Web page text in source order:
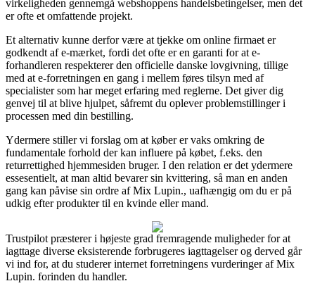
virkeligheden gennemgå webshoppens handelsbetingelser, men det
er ofte et omfattende projekt.
Et alternativ kunne derfor være at tjekke om online firmaet er
godkendt af e-mærket, fordi det ofte er en garanti for at e-
forhandleren respekterer den officielle danske lovgivning, tillige
med at e-forretningen en gang i mellem føres tilsyn med af
specialister som har meget erfaring med reglerne. Det giver dig
genvej til at blive hjulpet, såfremt du oplever problemstillinger i
processen med din bestilling.
Ydermere stiller vi forslag om at køber er vaks omkring de
fundamentale forhold der kan influere på købet, f.eks. den
returrettighed hjemmesiden bruger. I den relation er det ydermere
essesentielt, at man altid bevarer sin kvittering, så man en anden
gang kan påvise sin ordre af Mix Lupin., uafhængig om du er på
udkig efter produkter til en kvinde eller mand.
Trustpilot præsterer i højeste grad fremragende muligheder for at
iagttage diverse eksisterende forbrugeres iagttagelser og derved går
vi ind for, at du studerer internet forretningens vurderinger af Mix
Lupin. forinden du handler.